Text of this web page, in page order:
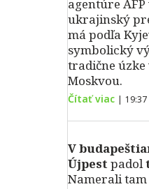
agentúre
ukrajinský
má podľa
symbolický
tradične
Moskvou.
Čítať viac | 19:37
V
Újpestpadol
Namerali tam